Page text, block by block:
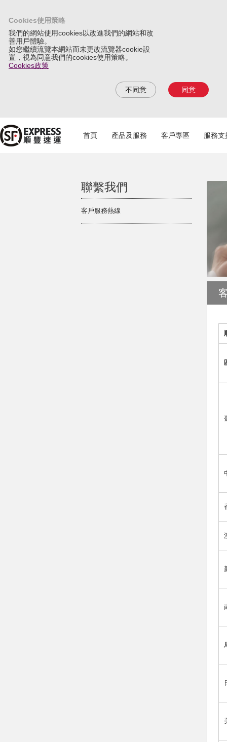
Cookies使用策略
我們的網站使用cookies以改進我們的網站和改
善用戶體驗。
如您繼續流覽本網站而未更改流覽器cookie設
置，視為同意我們的cookies使用策略。
Cookies政策
不同意 同意
首頁 產品及服務 客戶專區 服務支
聯繫我們
客戶服務熱線